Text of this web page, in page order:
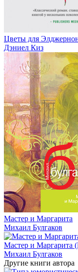
Цветы для
Дэниел Киз
Мастер и Маргарита
Михаил Булгаков
Мастер и Маргарита
Михаил Булгаков
Другие книги автора